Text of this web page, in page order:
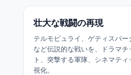
壮大な戦闘の再現
テルモピュライ、ゲティスバ
など伝説的な戦いを、ドラマチ
ト、突撃する軍隊、シネマテ
視化。